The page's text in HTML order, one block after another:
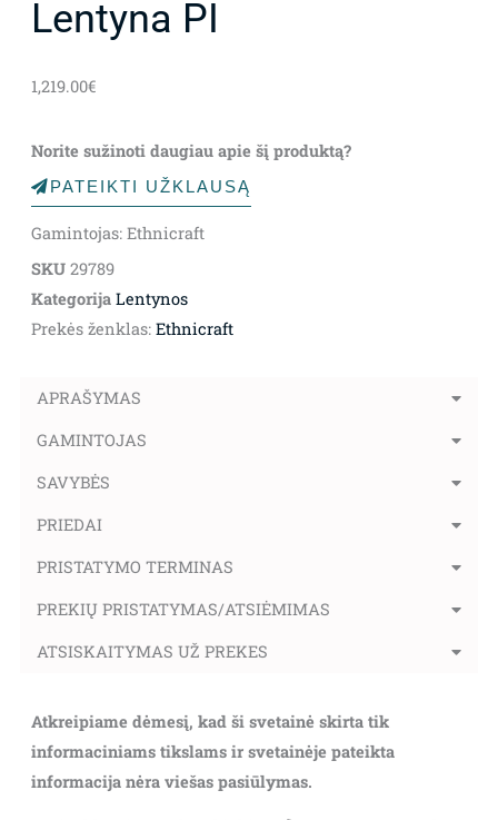
Lentyna PI
1,219.00€
Norite sužinoti daugiau apie šį produktą?
PATEIKTI UŽKLAUSĄ
Gamintojas: Ethnicraft
SKU 29789
Kategorija Lentynos
Prekės ženklas: Ethnicraft
APRAŠYMAS
GAMINTOJAS
SAVYBĖS
PRIEDAI
PRISTATYMO TERMINAS
PREKIŲ PRISTATYMAS/ATSIĖMIMAS
ATSISKAITYMAS UŽ PREKES
Atkreipiame dėmesį, kad ši svetainė skirta tik
informaciniams tikslams ir svetainėje pateikta
informacija nėra viešas pasiūlymas.